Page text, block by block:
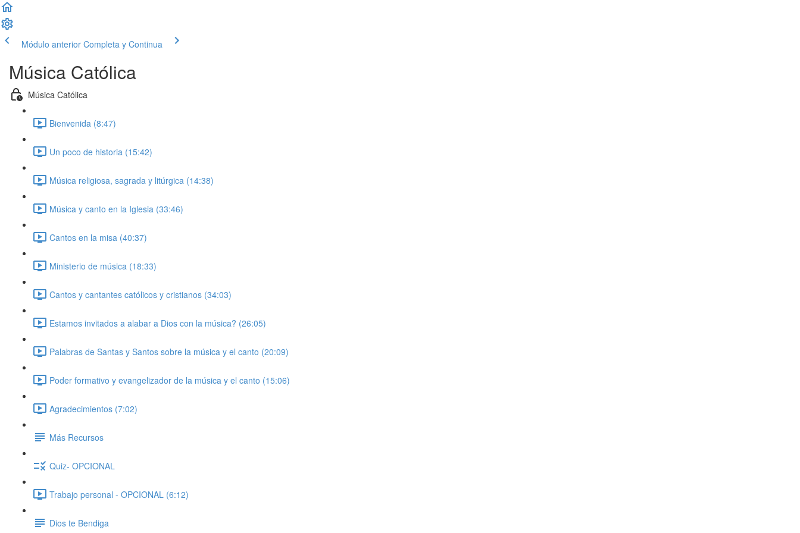
Módulo anterior Completa y Continua
Música Católica
Música Católica
Bienvenida (8:47)
Un poco de historia (15:42)
Música religiosa, sagrada y litúrgica (14:38)
Música y canto en la Iglesia (33:46)
Cantos en la misa (40:37)
Ministerio de música (18:33)
Cantos y cantantes católicos y cristianos (34:03)
Estamos invitados a alabar a Dios con la música? (26:05)
Palabras de Santas y Santos sobre la música y el canto (20:09)
Poder formativo y evangelizador de la música y el canto (15:06)
Agradecimientos (7:02)
Más Recursos
Quiz- OPCIONAL
Trabajo personal - OPCIONAL (6:12)
Dios te Bendiga